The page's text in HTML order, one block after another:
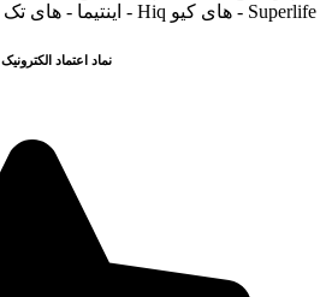
Superlife - های کیو Hiq - اینتیما - های تک Hitec -
نماد اعتماد الکترونیک